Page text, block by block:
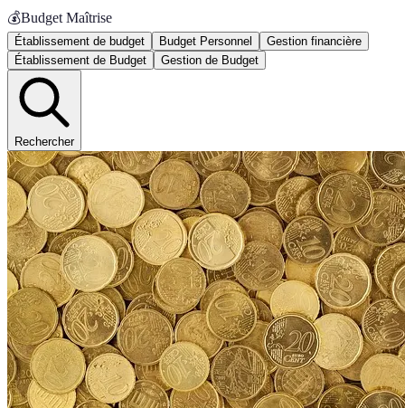
💰Budget Maîtrise
Établissement de budget Budget Personnel
Gestion financière
Établissement de Budget
Gestion de Budget
Rechercher